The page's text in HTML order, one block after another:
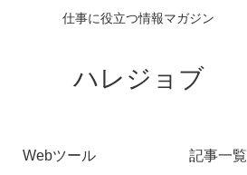
仕事に役立つ情報マガジン
ハレジョブ
Webツール 記事一覧